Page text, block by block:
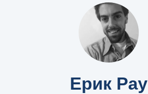
Ерик Рау